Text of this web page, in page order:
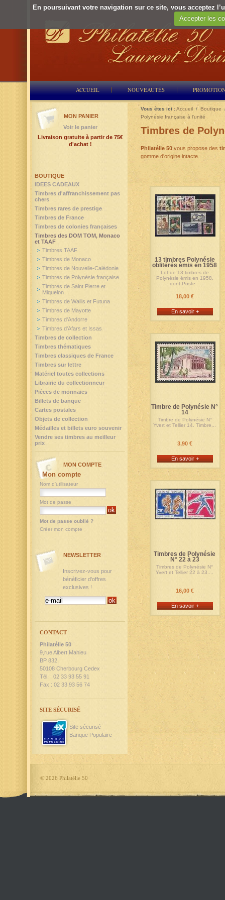
En poursuivant votre navigation sur ce site, vous acceptez
Accepter les
ACCUEIL NOUVEAUTÉS
Vous êtes ici :Accueil / Boutique
Polynésie française à l'unité
Timbres de
Philatélie 50 vous propose des
gomme d'origine intacte.
13 timbres Polynésie
oblitérés émis en 1958
Lot de 13 timbres de
Polynésie émis en 1958,
dont Poste...
18,00 €
En savoir +
Timbre de Polynésie N°
14
Timbre de Polynésie N°
Yvert et Tellier 14. Timbre...
3,90 €
En savoir +
Timbres de Polynésie
N° 22 à 23
Timbres de Polynésie N°
Yvert et Tellier 22 à 23....
16,00 €
En savoir +
BOUTIQUE
IDEES CADEAUX
Timbres d'affranchissement pas
chers
Timbres rares de prestige
Timbres de France
Timbres de colonies françaises
Timbres des DOM TOM, Monaco
et TAAF
Timbres TAAF
Timbres de Monaco
Timbres de Nouvelle-Calédonie
Timbres de Polynésie française
Timbres de Saint Pierre et
Miquelon
Timbres de Wallis et Futuna
Timbres de Mayotte
Timbres d'Andorre
Timbres d'Afars et Issas
Timbres de collection
Timbres thématiques
Timbres classiques de France
Timbres sur lettre
Matériel toutes collections
Librairie du collectionneur
Pièces de monnaies
Billets de banque
Cartes postales
Objets de collection
Médailles et billets euro souvenir
Vendre ses timbres au meilleur
prix
MON PANIER
Voir le panier
Livraison gratuite à partir de 75€
d'achat !
MON COMPTE
Mon compte
Nom d'utilisateur
Mot de passe
Mot de passe oublié ?
Créer mon compte
NEWSLETTER
Inscrivez-vous pour
bénéficier d'offres
exclusives !
CONTACT
Philatélie 50
9,rue Albert Mahieu
BP 832
50108 Cherbourg Cedex
Tél. : 02 33 93 55 91
Fax : 02 33 93 56 74
SITE SÉCURISÉ
Site sécurisé
Banque Populaire
© 2026 Philatélie 50